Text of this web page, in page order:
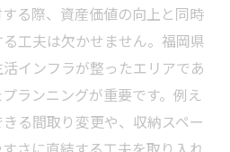
る際、資産価値の向上と同時
工夫は欠かせません。福岡県
インフラが整ったエリアであ
ランニングが重要です。例え
る間取り変更や、収納スペー